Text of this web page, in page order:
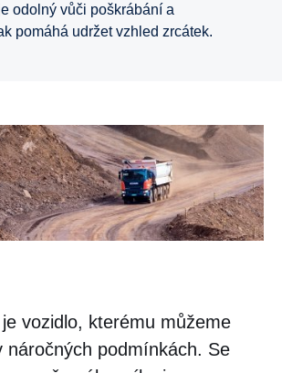
odolný vůči poškrábání a
pomáhá udržet vzhled zrcátek.
je vozidlo, kterému můžeme
náročných podmínkách. Se